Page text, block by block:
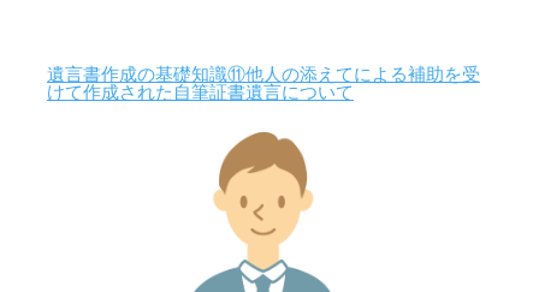
遺言書作成の基礎知識⑪他人の添えてによる補助を受
けて作成された自筆証書遺言について